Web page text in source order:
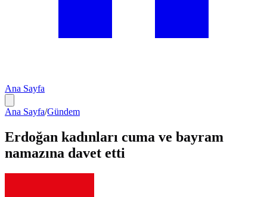
Ana Sayfa
Ana Sayfa/Gündem
Erdoğan kadınları cuma ve bayram
namazına davet etti